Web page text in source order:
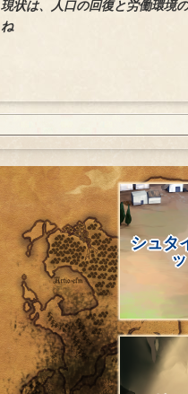
現状は、人口の回復と労働環境
ね
シュタ